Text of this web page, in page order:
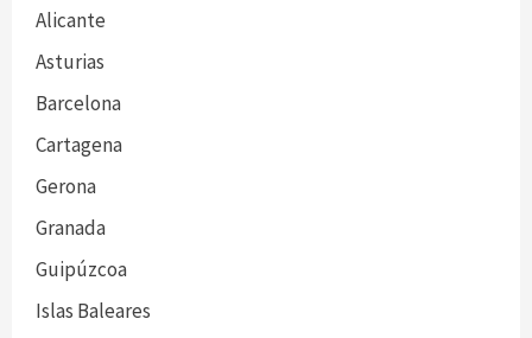
Alicante
Asturias
Barcelona
Cartagena
Gerona
Granada
Guipúzcoa
Islas Baleares